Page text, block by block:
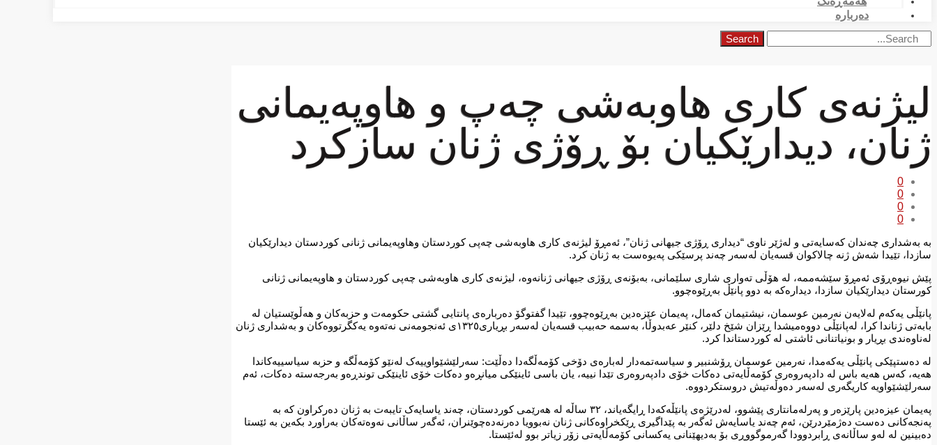
دەربارە
Search
لیژنەی کاری هاوبەشی چەپ و هاوپەیمانی
ژنان، دیدارێکیان بۆ ڕۆژی ژنان سازکرد
0
0
0
0
بە بەشداری چەندان کەسایەتی و لەژێر ناوی “دیداری ڕۆژی جیهانی ژنان”، ئەمڕۆ لیژنەی کاری هاوبەشی چەپی کوردستان وهاوپەیمانی ژنانی کوردستان دیدارێکیان
سازدا، تێیدا شەش ژنە چالاکوان قسەیان لەسەر چەند پرسێکی پەیوەست بە ژنان کرد.
پێش نیوەڕۆی ئەمڕۆ سێشەممە، لە هۆڵی تەواری شاری سلێمانی، بەبۆنەی ڕۆژی جیهانی ژنانەوە، لیژنەی کاری هاوبەشی چەپی کوردستان و هاوپەیمانی ژنانی
کورستان دیدارێکیان سازدا، دیدارەکە بە دوو پانێڵ بەڕێوەچوو.
پانێڵی یەکەم لەلایەن نەرمین عوسمان، نیشتیمان کەمال، پەیمان عێزەدین بەڕێوەچوو، تێیدا گفتوگۆ دەربارەی پانتایی گشتی حکومەت و حزبەکان و هەڵوێستیان لە
بابەتی ژناندا کرا، لەپانێڵی دووەمیشدا ڕێزان شێخ دلێر، کنێر عەبدوڵا، بەسمە حەبیب قسەیان لەسەر بڕیاری١٣٢٥ی ئەنجومەنی نەتەوە یەکگرتووەکان و بەشداری ژنان
لەناوەندی بڕیار و بونیاتنانی ئاشتی لە کوردستاندا کرد.
لە دەستپێکی پانێڵی یەکەمدا، نەرمین عوسمان ڕۆشنبیر و سیاسەتمەدار لەبارەی دۆخی کۆمەڵگەدا دەڵێت: سەرلێشێواوییەک لەنێو کۆمەڵگە و حزبە سیاسییەکاندا
هەیە، کەس هەیە باس لە دادپەروەری کۆمەڵایەتی دەکات خۆی دادپەروەری تێدا نییە، یان باسی ئاینێکی میانڕەو دەکات خۆی ئاینێکی توندڕەو بەرجەستە دەکات، ئەم
سەرلێشێواویە کاریگەری لەسەر دەوڵەتیش دروستکردووە.
پەیمان عیزەدین پارێزەر و پەرلەمانتاری پێشوو، لەدرێژەی پانێڵەکەدا ڕایگەیاند، ٣٢ ساڵە لە هەرێمی کوردستان، چەند یاسایەک تایبەت بە ژنان دەرکراون کە بە
پەنجەکانی دەست دەژمێردرێن، ئەم چەند یاسایەش ئەگەر بە پێداگیری ڕێکخراوەکانی ژنان نەبوویا دەرنەدەچوێنران، ئەگەر ساڵانی نەوەتەکان بەراورد بکەین بە ئێستا
دەبینین لە لەو ساڵانەی ڕابردوودا گەرموگووڕی بۆ بەدیهێنانی یەکسانی کۆمەڵایەتی زۆر زیاتر بوو لەئێستا.